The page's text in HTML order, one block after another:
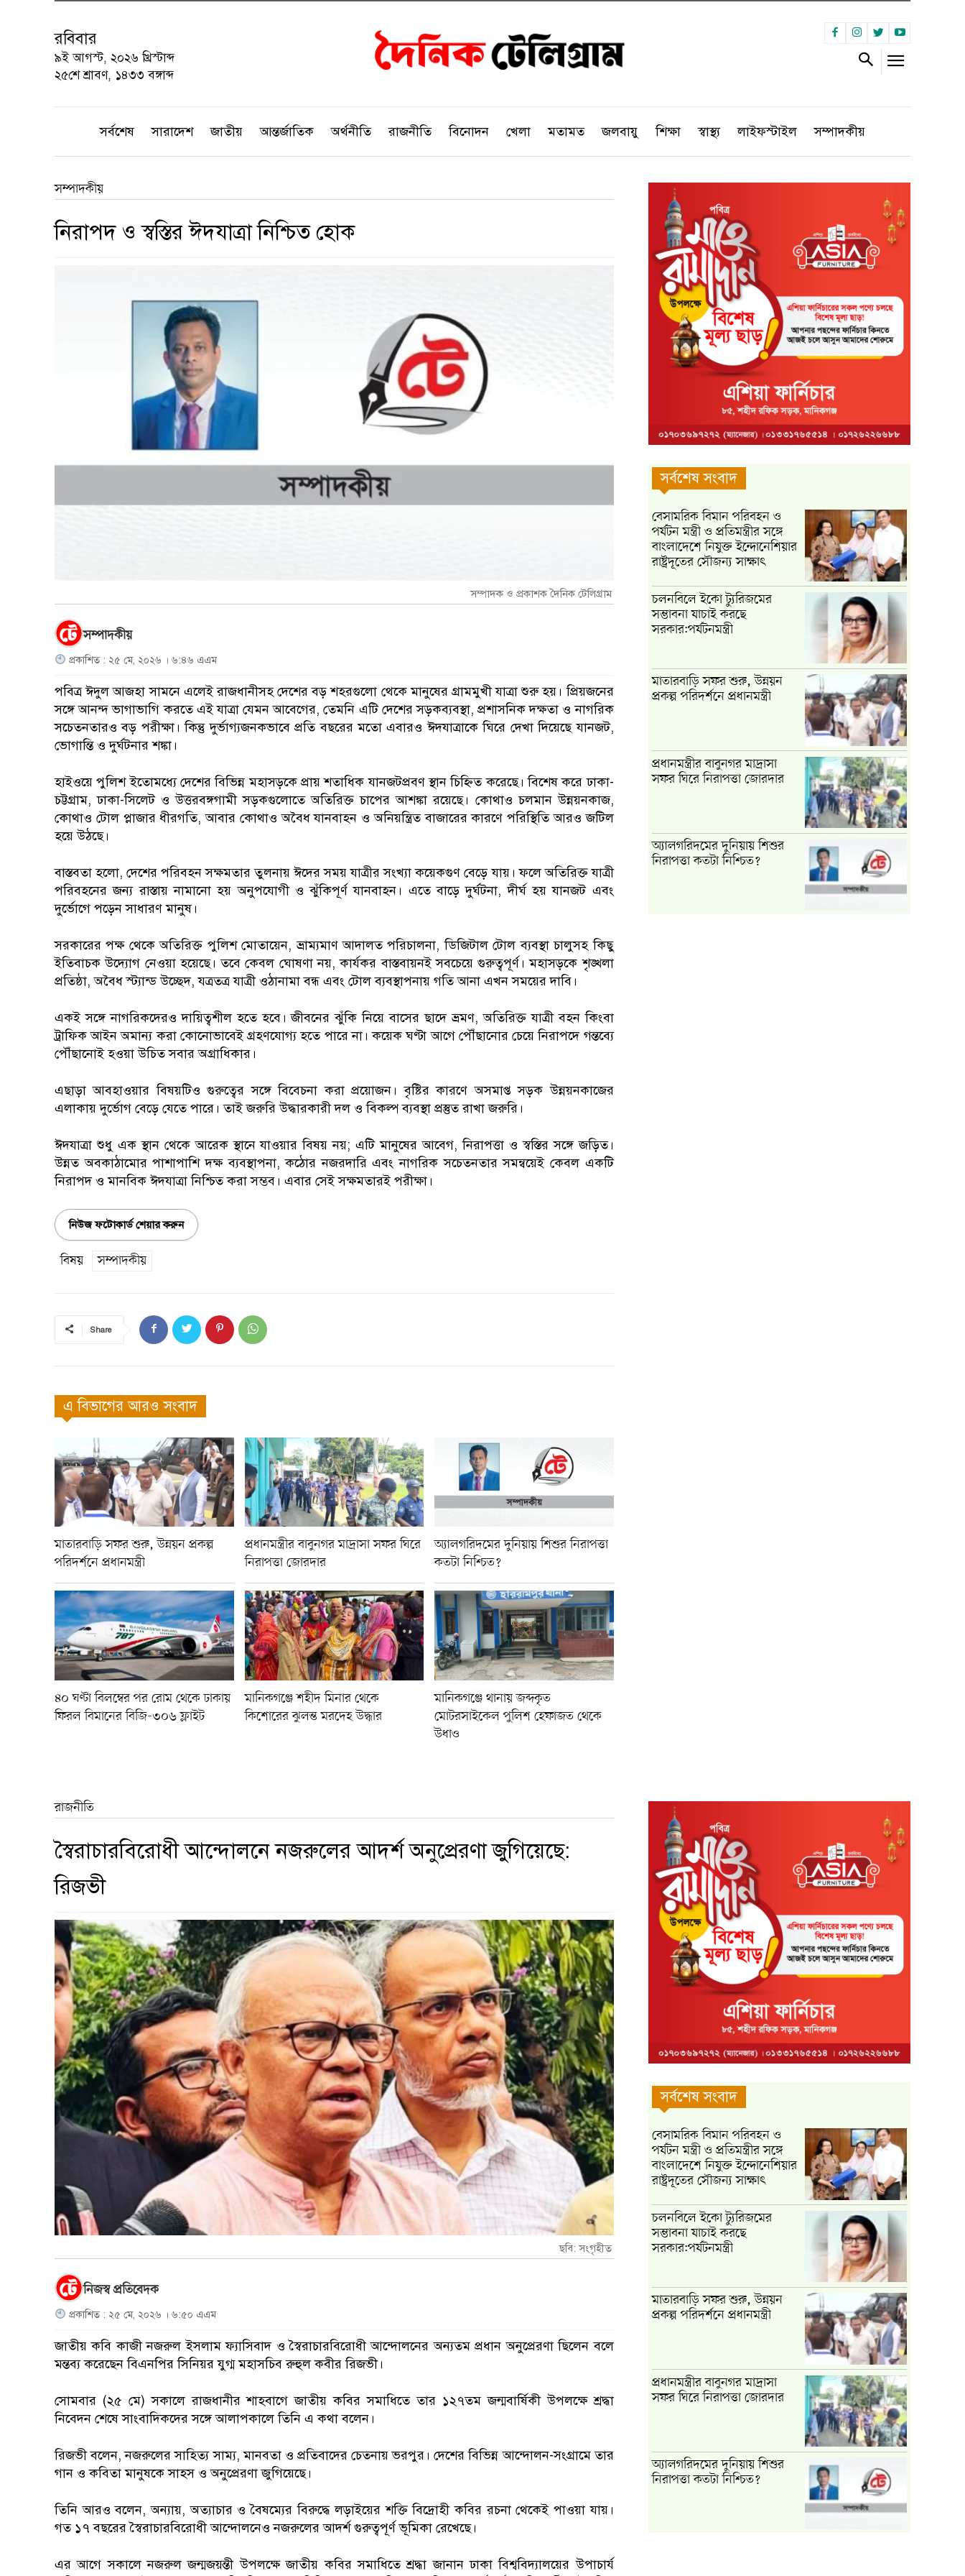
রবিবার
৯ই আগস্ট, ২০২৬ খ্রিস্টাব্দ
২৫শে শ্রাবণ, ১৪৩৩ বঙ্গাব্দ
সর্বশেষ সারাদেশ জাতীয় আন্তর্জাতিক অর্থনীতি রাজনীতি বিনোদন খেলা মতামত জলবায়ু শিক্ষা স্বাস্থ্য লাইফস্টাইল সম্পাদকীয়
সম্পাদকীয়
নিরাপদ ও স্বস্তির ঈদযাত্রা নিশ্চিত হোক
সম্পাদক ও প্রকাশক দৈনিক টেলিগ্রাম
সম্পাদকীয়
প্রকাশিত : ২৫ মে, ২০২৬ । ৬:৪৬ এএম
পবিত্র ঈদুল আজহা সামনে এলেই রাজধানীসহ দেশের বড় শহরগুলো থেকে মানুষের গ্রামমুখী যাত্রা শুরু হয়। প্রিয়জনের
সঙ্গে আনন্দ ভাগাভাগি করতে এই যাত্রা যেমন আবেগের, তেমনি এটি দেশের সড়কব্যবস্থা, প্রশাসনিক দক্ষতা ও নাগরিক
সচেতনতারও বড় পরীক্ষা। কিন্তু দুর্ভাগ্যজনকভাবে প্রতি বছরের মতো এবারও ঈদযাত্রাকে ঘিরে দেখা দিয়েছে যানজট,
ভোগান্তি ও দুর্ঘটনার শঙ্কা।
হাইওয়ে পুলিশ ইতোমধ্যে দেশের বিভিন্ন মহাসড়কে প্রায় শতাধিক যানজটপ্রবণ স্থান চিহ্নিত করেছে। বিশেষ করে ঢাকা-
চট্টগ্রাম, ঢাকা-সিলেট ও উত্তরবঙ্গগামী সড়কগুলোতে অতিরিক্ত চাপের আশঙ্কা রয়েছে। কোথাও চলমান উন্নয়নকাজ,
কোথাও টোল প্লাজার ধীরগতি, আবার কোথাও অবৈধ যানবাহন ও অনিয়ন্ত্রিত বাজারের কারণে পরিস্থিতি আরও জটিল
হয়ে উঠছে।
বাস্তবতা হলো, দেশের পরিবহন সক্ষমতার তুলনায় ঈদের সময় যাত্রীর সংখ্যা কয়েকগুণ বেড়ে যায়। ফলে অতিরিক্ত যাত্রী
পরিবহনের জন্য রাস্তায় নামানো হয় অনুপযোগী ও ঝুঁকিপূর্ণ যানবাহন। এতে বাড়ে দুর্ঘটনা, দীর্ঘ হয় যানজট এবং
দুর্ভোগে পড়েন সাধারণ মানুষ।
সরকারের পক্ষ থেকে অতিরিক্ত পুলিশ মোতায়েন, ভ্রাম্যমাণ আদালত পরিচালনা, ডিজিটাল টোল ব্যবস্থা চালুসহ কিছু
ইতিবাচক উদ্যোগ নেওয়া হয়েছে। তবে কেবল ঘোষণা নয়, কার্যকর বাস্তবায়নই সবচেয়ে গুরুত্বপূর্ণ। মহাসড়কে শৃঙ্খলা
প্রতিষ্ঠা, অবৈধ স্ট্যান্ড উচ্ছেদ, যত্রতত্র যাত্রী ওঠানামা বন্ধ এবং টোল ব্যবস্থাপনায় গতি আনা এখন সময়ের দাবি।
একই সঙ্গে নাগরিকদেরও দায়িত্বশীল হতে হবে। জীবনের ঝুঁকি নিয়ে বাসের ছাদে ভ্রমণ, অতিরিক্ত যাত্রী বহন কিংবা
ট্রাফিক আইন অমান্য করা কোনোভাবেই গ্রহণযোগ্য হতে পারে না। কয়েক ঘণ্টা আগে পৌঁছানোর চেয়ে নিরাপদে গন্তব্যে
পৌঁছানোই হওয়া উচিত সবার অগ্রাধিকার।
এছাড়া আবহাওয়ার বিষয়টিও গুরুত্বের সঙ্গে বিবেচনা করা প্রয়োজন। বৃষ্টির কারণে অসমাপ্ত সড়ক উন্নয়নকাজের
এলাকায় দুর্ভোগ বেড়ে যেতে পারে। তাই জরুরি উদ্ধারকারী দল ও বিকল্প ব্যবস্থা প্রস্তুত রাখা জরুরি।
ঈদযাত্রা শুধু এক স্থান থেকে আরেক স্থানে যাওয়ার বিষয় নয়; এটি মানুষের আবেগ, নিরাপত্তা ও স্বস্তির সঙ্গে জড়িত।
উন্নত অবকাঠামোর পাশাপাশি দক্ষ ব্যবস্থাপনা, কঠোর নজরদারি এবং নাগরিক সচেতনতার সমন্বয়েই কেবল একটি
নিরাপদ ও মানবিক ঈদযাত্রা নিশ্চিত করা সম্ভব। এবার সেই সক্ষমতারই পরীক্ষা।
নিউজ ফটোকার্ড শেয়ার করুন
বিষয় সম্পাদকীয়
Share
এ বিভাগের আরও সংবাদ
মাতারবাড়ি সফর শুরু, উন্নয়ন প্রকল্প
পরিদর্শনে প্রধানমন্ত্রী
প্রধানমন্ত্রীর বাবুনগর মাদ্রাসা সফর ঘিরে
নিরাপত্তা জোরদার
অ্যালগরিদমের দুনিয়ায় শিশুর নিরাপত্তা
কতটা নিশ্চিত?
৪০ ঘণ্টা বিলম্বের পর রোম থেকে ঢাকায়
ফিরল বিমানের বিজি-৩০৬ ফ্লাইট
মানিকগঞ্জে শহীদ মিনার থেকে
কিশোরের ঝুলন্ত মরদেহ উদ্ধার
মানিকগঞ্জে থানায় জব্দকৃত
মোটরসাইকেল পুলিশ হেফাজত থেকে
উধাও
সর্বশেষ সংবাদ
বেসামরিক বিমান পরিবহন ও
পর্যটন মন্ত্রী ও প্রতিমন্ত্রীর সঙ্গে
বাংলাদেশে নিযুক্ত ইন্দোনেশিয়ার
রাষ্ট্রদূতের সৌজন্য সাক্ষাৎ
চলনবিলে ইকো ট্যুরিজমের
সম্ভাবনা যাচাই করছে
সরকার:পর্যটনমন্ত্রী
মাতারবাড়ি সফর শুরু, উন্নয়ন
প্রকল্প পরিদর্শনে প্রধানমন্ত্রী
প্রধানমন্ত্রীর বাবুনগর মাদ্রাসা
সফর ঘিরে নিরাপত্তা জোরদার
অ্যালগরিদমের দুনিয়ায় শিশুর
নিরাপত্তা কতটা নিশ্চিত?